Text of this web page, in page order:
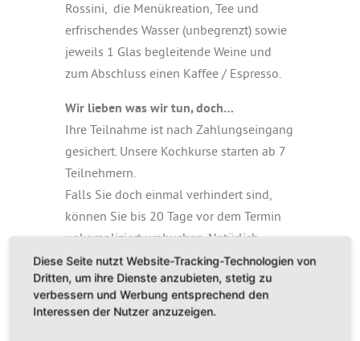
Rossini, die Menükreation, Tee und
erfrischendes Wasser (unbegrenzt) sowie
jeweils 1 Glas begleitende Weine und
zum Abschluss einen Kaffee / Espresso.
Wir lieben was wir tun, doch…
Ihre Teilnahme ist nach Zahlungseingang
gesichert. Unsere Kochkurse starten ab 7
Teilnehmern.
Falls Sie doch einmal verhindert sind,
können Sie bis 20 Tage vor dem Termin
unkompliziert umbuchen. Natürlich
dürfen Sie Ihr Ticket auch an Freunde
oder Familie weitergeben – eine kurze
Info per E-Mail genügt.
Diese Seite nutzt Website-Tracking-Technologien von
Dritten, um ihre Dienste anzubieten, stetig zu
verbessern und Werbung entsprechend den
Interessen der Nutzer anzuzeigen.